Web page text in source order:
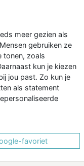
meer gezien als
gebruiken ze
tonen, zoals
kun je kiezen
jou past. Zo kun je
als statement
favoriet